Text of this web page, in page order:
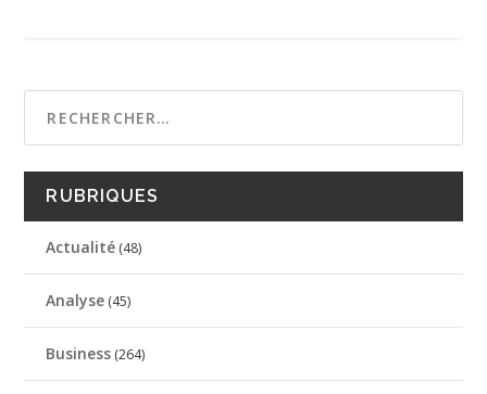
RUBRIQUES
Actualité (48)
Analyse (45)
Business (264)